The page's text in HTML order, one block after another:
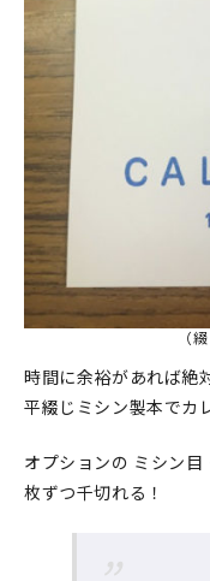
マイアカウント
カートを見る
お買い物ガイド
よくある質問
お問い合わせ
（
時間に余裕があれば絶
平綴じミシン製本でカ
オプションの ミシン
枚ずつ千切れる！